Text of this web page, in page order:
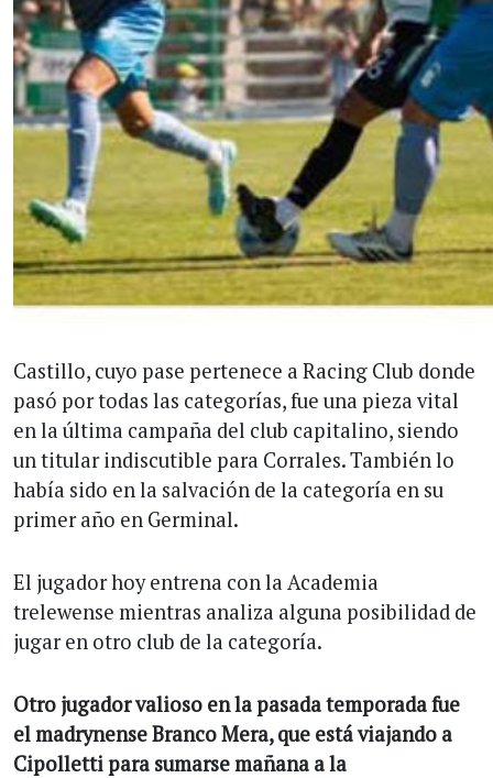
Castillo, cuyo pase pertenece a Racing Club donde
pasó por todas las categorías, fue una pieza vital
en la última campaña del club capitalino, siendo
un titular indiscutible para Corrales. También lo
había sido en la salvación de la categoría en su
primer año en Germinal.
El jugador hoy entrena con la Academia
trelewense mientras analiza alguna posibilidad de
jugar en otro club de la categoría.
Otro jugador valioso en la pasada temporada fue
el madrynense Branco Mera, que está viajando a
Cipolletti para sumarse mañana a la